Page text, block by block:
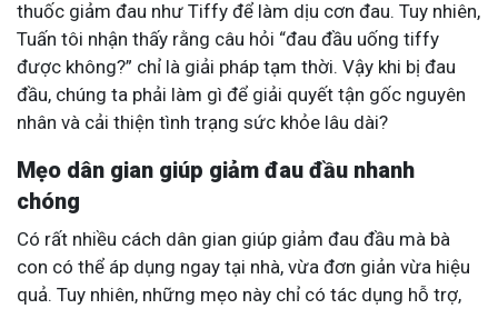
thuốc giảm đau như Tiffy để làm dịu cơn đau. Tuy nhiên,
Tuấn tôi nhận thấy rằng câu hỏi “đau đầu uống tiffy
được không?” chỉ là giải pháp tạm thời. Vậy khi bị đau
đầu, chúng ta phải làm gì để giải quyết tận gốc nguyên
nhân và cải thiện tình trạng sức khỏe lâu dài?
Mẹo dân gian giúp giảm đau đầu nhanh
chóng
Có rất nhiều cách dân gian giúp giảm đau đầu mà bà
con có thể áp dụng ngay tại nhà, vừa đơn giản vừa hiệu
quả. Tuy nhiên, những mẹo này chỉ có tác dụng hỗ trợ,